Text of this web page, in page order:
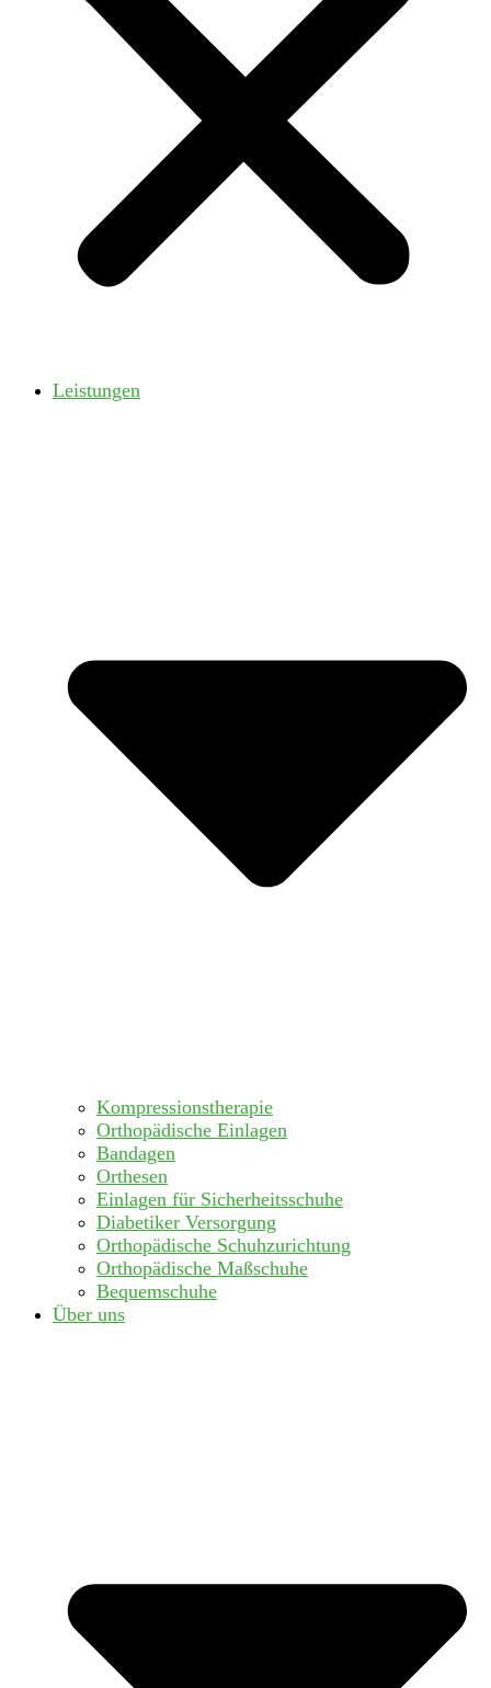
Leistungen
Kompressionstherapie
Orthopädische Einlagen
Bandagen
Orthesen
Einlagen für Sicherheitsschuhe
Diabetiker Versorgung
Orthopädische Schuhzurichtung
Orthopädische Maßschuhe
Bequemschuhe
Über uns